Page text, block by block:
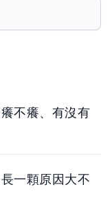
不癢、有沒有
一顆原因大不